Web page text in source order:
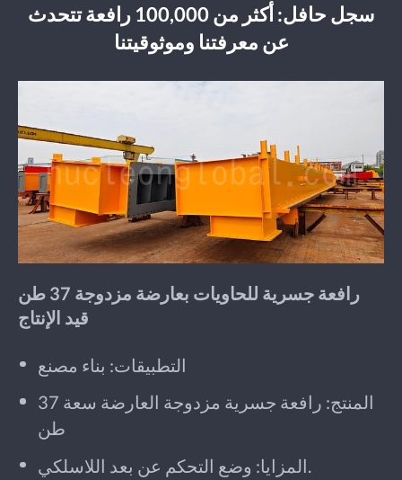
سجل حافل: أكثر من 100,000 رافعة تتحدث
عن معرفتنا وموثوقيتنا
رافعة جسرية للحاويات بعارضة مزدوجة 37 طن
قيد الإنتاج
التطبيقات: بناء مصنع
المنتج: رافعة جسرية مزدوجة العارضة سعة 37
طن
المزايا: وضع التحكم عن بعد اللاسلكي.